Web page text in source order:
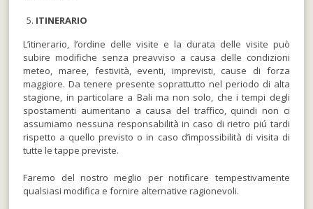
ITINERARIO
L’itinerario, l’ordine delle visite e la durata delle visite può
subire modifiche senza preavviso a causa delle condizioni
meteo, maree, festività, eventi, imprevisti, cause di forza
maggiore. Da tenere presente soprattutto nel periodo di alta
stagione, in particolare a Bali ma non solo, che i tempi degli
spostamenti aumentano a causa del traffico, quindi non ci
assumiamo nessuna responsabilità in caso di rietro piú tardi
rispetto a quello previsto o in caso d’impossibilità di visita di
tutte le tappe previste.
Faremo del nostro meglio per notificare tempestivamente
qualsiasi modifica e fornire alternative ragionevoli.